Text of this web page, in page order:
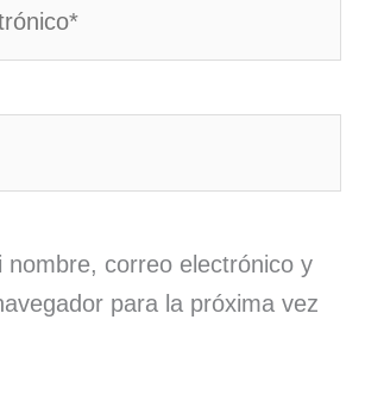
nombre, correo electrónico y
para la próxima vez